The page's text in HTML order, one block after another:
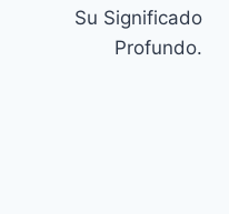
Su Significado
Profundo.